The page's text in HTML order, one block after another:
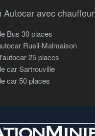
Autocar avec chauffeur
Bus 30 places
Rueil-Malmaison
25 places
car Sartrouville
car 50 places